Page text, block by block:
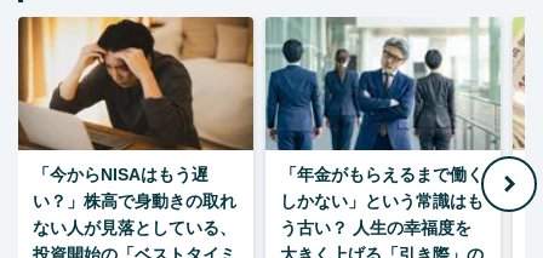
「今からNISAはもう遅
い？」株高で身動きの取れ
ない人が見落としている、
「年金がもらえるまで働く
しかない」という常識はも
う古い？ 人生の幸福度を